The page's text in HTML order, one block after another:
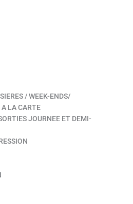
/ WEEK-ENDS/
LA CARTE
JOURNEE ET DEMI-